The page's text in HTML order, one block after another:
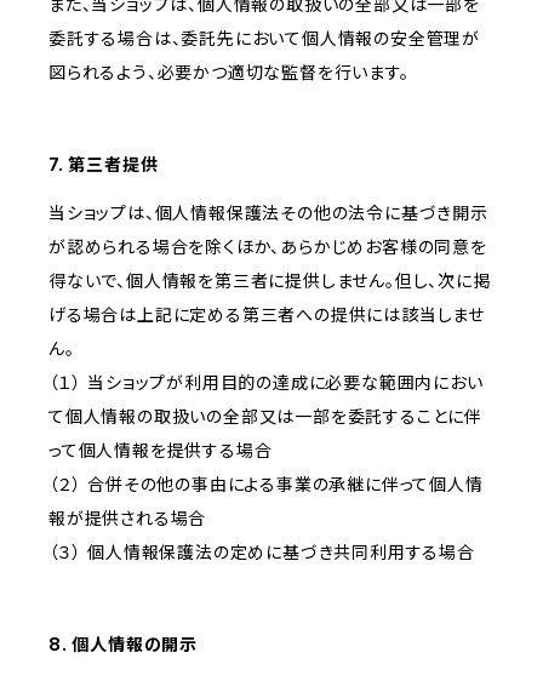
また、当ショップは、個人情報の取扱いの全部又は一部を
委託する場合は、委託先において個人情報の安全管理が
図られるよう、必要かつ適切な監督を行います。
7. 第三者提供
当ショップは、個人情報保護法その他の法令に基づき開示
が認められる場合を除くほか、あらかじめお客様の同意を
得ないで、個人情報を第三者に提供しません。但し、次に掲
げる場合は上記に定める第三者への提供には該当しませ
ん。
（１） 当ショップが利用目的の達成に必要な範囲内におい
て個人情報の取扱いの全部又は一部を委託することに伴
って個人情報を提供する場合
（２） 合併その他の事由による事業の承継に伴って個人情
報が提供される場合
（３） 個人情報保護法の定めに基づき共同利用する場合
8. 個人情報の開示